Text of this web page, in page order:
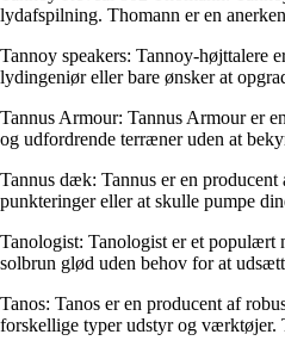
lydafspilning. Thomann er en
Tannoy speakers: Tannoy-højttalere
lydingeniør eller bare ønsker at
Tannus Armour: Tannus Armour er
og udfordrende terræner uden at
Tannus dæk: Tannus er en
punkteringer eller at skulle pumpe
Tanologist: Tanologist er et populært
solbrun glød uden behov for at
Tanos: Tanos er en producent af
forskellige typer udstyr og værktøjer.